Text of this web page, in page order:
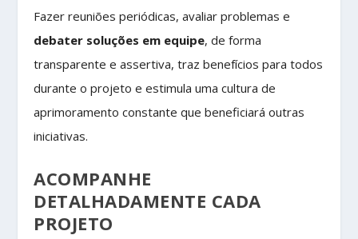
Fazer reuniões periódicas, avaliar problemas e
debater soluções em equipe, de forma
transparente e assertiva, traz benefícios para todos
durante o projeto e estimula uma cultura de
aprimoramento constante que beneficiará outras
iniciativas.
ACOMPANHE
DETALHADAMENTE CADA
PROJETO